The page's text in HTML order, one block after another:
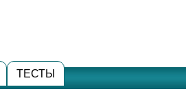
ТЕСТЫ